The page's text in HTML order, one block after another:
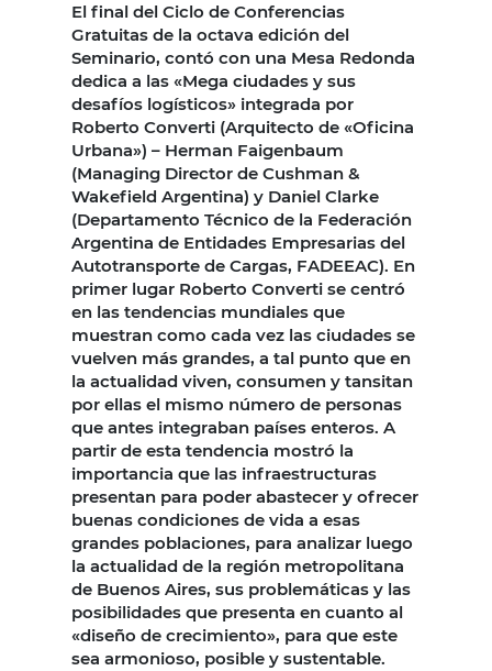
El final del Ciclo de Conferencias
Gratuitas de la octava edición del
Seminario, contó con una Mesa Redonda
dedica a las «Mega ciudades y sus
desafíos logísticos» integrada por
Roberto Converti (Arquitecto de «Oficina
Urbana») – Herman Faigenbaum
(Managing Director de Cushman &
Wakefield Argentina) y Daniel Clarke
(Departamento Técnico de la Federación
Argentina de Entidades Empresarias del
Autotransporte de Cargas, FADEEAC). En
primer lugar Roberto Converti se centró
en las tendencias mundiales que
muestran como cada vez las ciudades se
vuelven más grandes, a tal punto que en
la actualidad viven, consumen y tansitan
por ellas el mismo número de personas
que antes integraban países enteros. A
partir de esta tendencia mostró la
importancia que las infraestructuras
presentan para poder abastecer y ofrecer
buenas condiciones de vida a esas
grandes poblaciones, para analizar luego
la actualidad de la región metropolitana
de Buenos Aires, sus problemáticas y las
posibilidades que presenta en cuanto al
«diseño de crecimiento», para que este
sea armonioso, posible y sustentable.